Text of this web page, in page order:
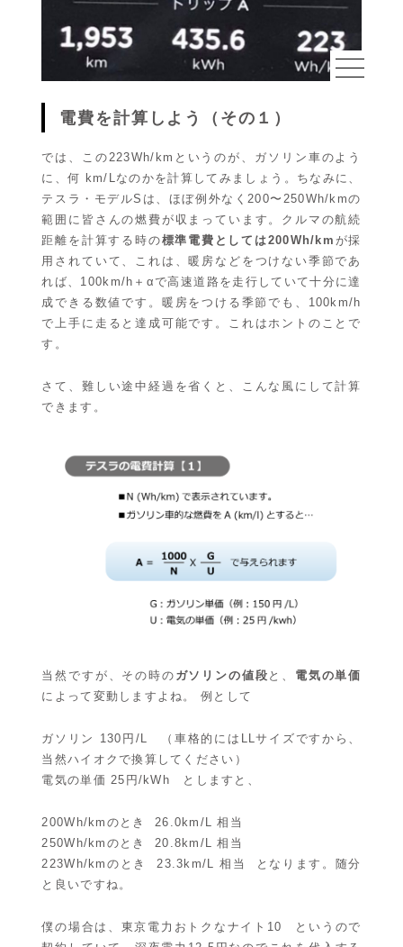
電費を計算しよう（その１）
では、この223Wh/kmというのが、ガソリン車のよう
に、何 km/Lなのかを計算してみましょう。ちなみに、
テスラ・モデルSは、ほぼ例外なく200〜250Wh/kmの
範囲に皆さんの燃費が収まっています。クルマの航続
距離を計算する時の標準電費としては200Wh/km が採
用されていて、これは、暖房などをつけない季節であ
れば、100km/h＋αで高速道路を走行していて十分に達
成できる数値です。暖房をつける季節でも、100km/h
で上手に走ると達成可能です。これはホントのことで
す。
さて、難しい途中経過を省くと、こんな風にして計算
できます。
当然ですが、その時の ガソリンの値段 と、 電気の単価
によって変動しますよね。 例として
ガソリン 130円/L （車格的にはLLサイズですから、
当然ハイオクで換算してください）
電気の単価 25円/kWh としますと、
200Wh/kmのとき 26.0km/L 相当
250Wh/kmのとき 20.8km/L 相当
223Wh/kmのとき 23.3km/L 相当 となります。随分
と良いですね。
僕の場合は、東京電力おトクなナイト10 というので